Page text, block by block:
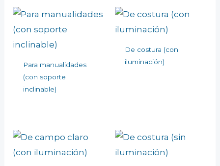
Para manualidades
(con soporte
inclinable)
De costura (con
iluminación)